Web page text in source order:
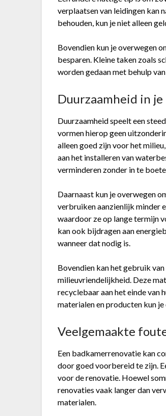
verplaatsen van leidingen kan
behouden, kun je niet alleen
Bovendien kun je overwegen
besparen. Kleine taken zoals
worden gedaan met behulp
Duurzaamheid in
Duurzaamheid speelt een
vormen hierop geen
alleen goed zijn voor het
aan het installeren van
verminderen zonder in te
Daarnaast kun je overwegen
verbruiken aanzienlijk minder
waardoor ze op lange termijn
kan ook bijdragen aan
wanneer dat nodig is.
Bovendien kan het gebruik
milieuvriendelijkheid. Deze
recyclebaar aan het einde van
materialen en producten kun
Veelgemaakte
Een badkamerrenovatie kan
door goed voorbereid te zijn.
voor de renovatie. Hoewel
renovaties vaak langer dan
materialen.